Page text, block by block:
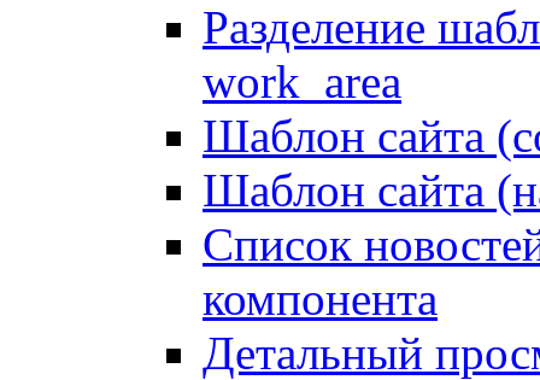
Разделение
work_area
Шаблон сайта
Шаблон сайта
Список
компонента
Детальный